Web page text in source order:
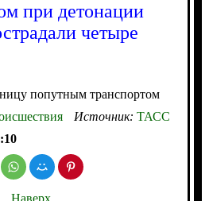
при детонации
четыре
попутным транспортом
Источник: ТАСС
Наверх